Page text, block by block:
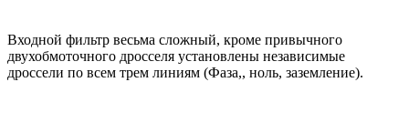
Входной фильтр весьма сложный, кроме привычного
двухобмоточного дросселя установлены независимые
дроссели по всем трем линиям (Фаза,, ноль, заземление).